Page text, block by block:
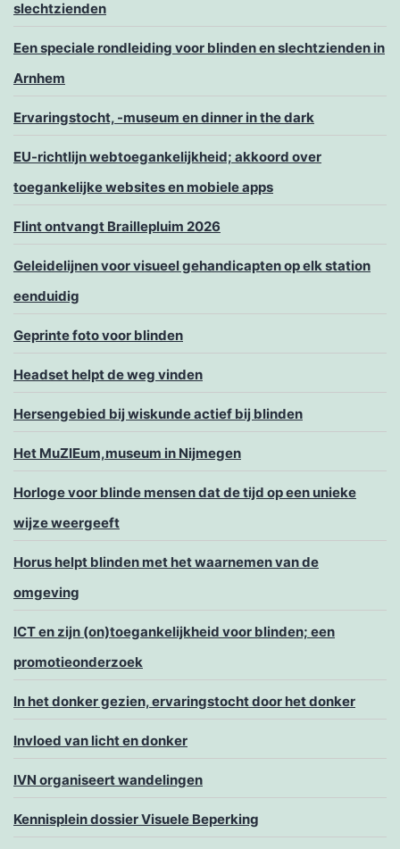
slechtzienden
Een speciale rondleiding voor blinden en slechtzienden in
Arnhem
Ervaringstocht, -museum en dinner in the dark
EU-richtlijn webtoegankelijkheid; akkoord over
toegankelijke websites en mobiele apps
Flint ontvangt Braillepluim 2026
Geleidelijnen voor visueel gehandicapten op elk station
eenduidig
Geprinte foto voor blinden
Headset helpt de weg vinden
Hersengebied bij wiskunde actief bij blinden
Het MuZIEum,museum in Nijmegen
Horloge voor blinde mensen dat de tijd op een unieke
wijze weergeeft
Horus helpt blinden met het waarnemen van de
omgeving
ICT en zijn (on)toegankelijkheid voor blinden; een
promotieonderzoek
In het donker gezien, ervaringstocht door het donker
Invloed van licht en donker
IVN organiseert wandelingen
Kennisplein dossier Visuele Beperking